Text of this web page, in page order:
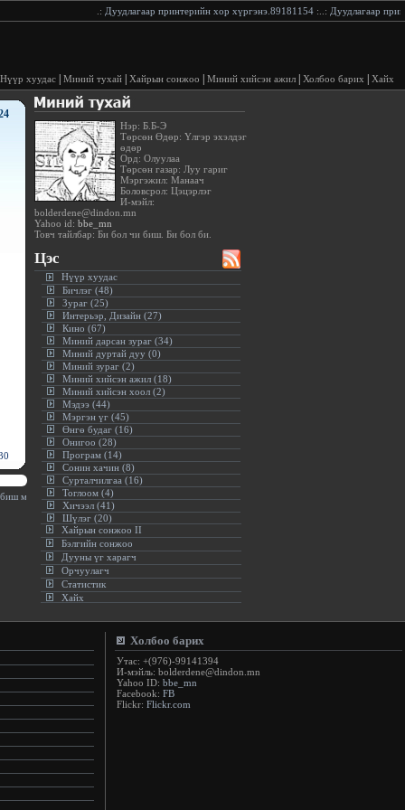
Дуудлагаар принтерийн хор хүргэнэ.89181154:..: Дуудлагаар
Нүүр хуудас Миний тухай Хайрын сонжоо Миний хийсэн ажил Холбоо барих Хайх
мод, ургамал дээр ургадаг хоолыг илүү ид.(Амьдралын хэвшил болгох)
Нэр: Б.Б-Э
Төрсөн Өдөр: Үлгэр эхэлдэг
өдөр
Орд: Олуулаа
Төрсөн газар: Луу гариг
Мэргэжил: Манаач
Боловсрол: Цэцэрлэг
И-мэйл:
bolderdene@dindon.mn
Yahoo id: bbe_mn
Товч тайлбар: Би бол чи биш. Би бол би.
Цэс
Нүүр хуудас
Бичлэг (48)
Зураг (25)
Интерьэр, Дизайн (27)
Кино (67)
Миний дарсан зураг (34)
Миний дуртай дуу (0)
Миний зураг (2)
Миний хийсэн ажил (18)
Миний хийсэн хоол (2)
Мэдээ (44)
Мэргэн үг (45)
Өнгө будаг (16)
Онигоо (28)
Програм (14)
Сонин хачин (8)
Сурталчилгаа (16)
Тоглоом (4)
Хичээл (41)
Шүлэг (20)
Хайрын сонжоо II
Бэлгийн сонжоо
Дууны үг харагч
Орчуулагч
Статистик
Хайх
Холбоо барих
Утас: +(976)-99141394
И-мэйль: bolderdene@dindon.mn
Yahoo ID: bbe_mn
Facebook: FB
Flickr: Flickr.com